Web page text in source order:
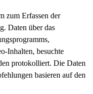
zum Erfassen der
Daten über das
Inhalten, besuchte
protokolliert. Die Daten
basieren auf den